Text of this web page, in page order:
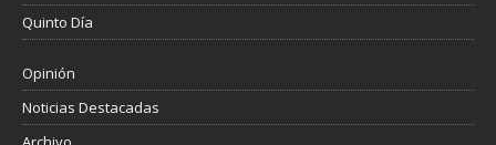
Quinto Día
Opinión
Noticias Destacadas